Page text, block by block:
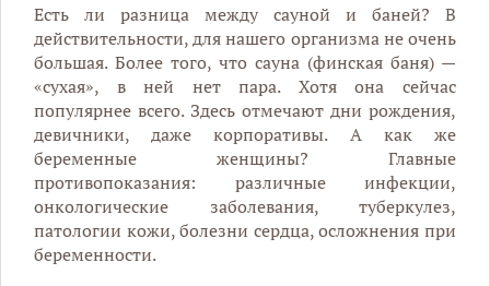
Есть ли разница между сауной и баней? В
действительности, для нашего организма не очень
большая. Более того, что сауна (финская баня) —
«сухая», в ней нет пара. Хотя она сейчас
популярнее всего. Здесь отмечают дни рождения,
девичники, даже корпоративы. А как же
беременные женщины? Главные
противопоказания: различные инфекции,
онкологические заболевания, туберкулез,
патологии кожи, болезни сердца, осложнения при
беременности.